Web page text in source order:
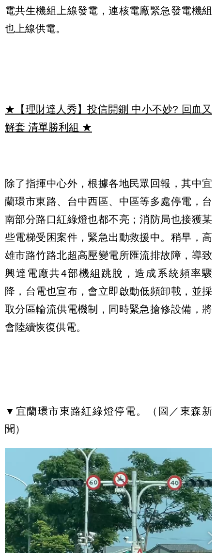
電共生機組上線發電，連核電廠緊急發電機組
也上線供電。
★【理財達人秀】投信開鍘 中小不妙? 回血又
解套 清單勝利組 ★
除了指揮中心外，根據各地民眾回報，其中宜
蘭環市東路、台中西區、中區等多處停電，台
南部分路口紅綠燈也都不亮；消防局也接獲某
些電梯受困案件，緊急出動救援中。稍早，高
雄市路竹路北超高壓變電所匯流排故障，導致
興達電廠共4部機組跳脫，造成系統頻率驟
降，台電也宣布，會立即啟動低頻卸載，並採
取分區輪流供電機制，同時緊急搶修設備，將
會陸續恢復供電。
▼宜蘭環市東路紅綠燈停電。（圖／東森新
聞）